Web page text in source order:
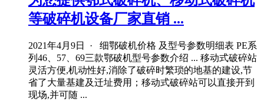
等破碎机设备厂家直销 ...
2021年4月9日 · 细鄂破机价格 及型号参数明细表 PE系
列46、57、69三款鄂破机型号参数介绍 ... 移动式破碎站
灵活方便,机动性好,消除了破碎时繁琐的地基的建设,节
省了大量基建及迁址费用；移动式破碎站可以直接开到
现场,并可随 ...